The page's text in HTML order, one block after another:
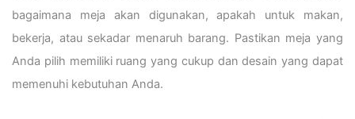
bagaimana meja akan digunakan, apakah untuk makan,
bekerja, atau sekadar menaruh barang. Pastikan meja yang
Anda pilih memiliki ruang yang cukup dan desain yang dapat
memenuhi kebutuhan Anda.